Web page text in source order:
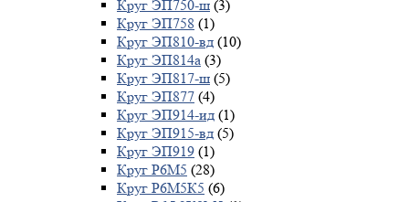
Круг ЭП750-ш (3)
Круг ЭП758 (1)
Круг ЭП810-вд (10)
Круг ЭП814а (3)
Круг ЭП817-ш (5)
Круг ЭП877 (4)
Круг ЭП914-ид (1)
Круг ЭП915-вд (5)
Круг ЭП919 (1)
Круг Р6М5 (28)
Круг Р6М5К5 (6)